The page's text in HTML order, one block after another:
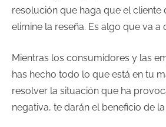
resolución que haga que el cliente
elimine la reseña. Es algo que va a
Mientras los consumidores y las
has hecho todo lo que está en tu
resolver la situación que ha
negativa, te darán el beneficio de